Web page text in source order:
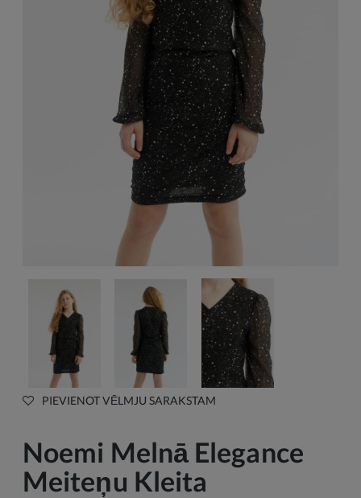
PIEVIENOT VĒLMJU SARAKSTAM
Noemi Melnā Elegance
Meiteņu Kleita